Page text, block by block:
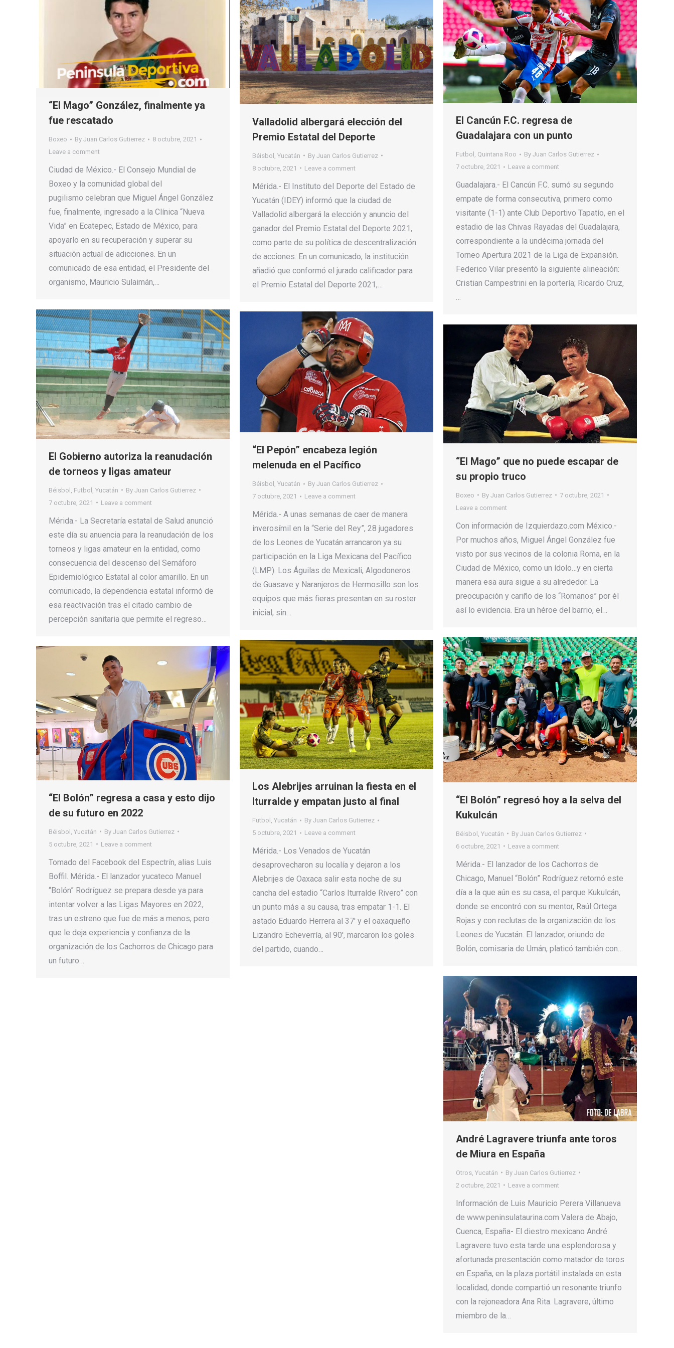
“El Mago” González, finalmente ya
fue rescatado
Boxeo By Juan Carlos Gutierrez
8 octubre, 2021
Leave a comment
Ciudad de México.- El Consejo Mundial de
Boxeo y la comunidad global del
pugilismo celebran que Miguel Ángel González
fue, finalmente, ingresado a la Clínica “Nueva
Vida” en Ecatepec, Estado de México, para
apoyarlo en su recuperación y superar su
situación actual de adicciones. En un
comunicado de esa entidad, el Presidente del
organismo, Mauricio Sulaimán,…
Valladolid albergará elección del
Premio Estatal del Deporte
Béisbol Yucatán By Juan Carlos Gutierrez
8 octubre, 2021
Leave a comment
Mérida.- El Instituto del Deporte del Estado de
Yucatán (IDEY) informó que la ciudad de
Valladolid albergará la elección y anuncio del
ganador del Premio Estatal del Deporte 2021,
como parte de su política de descentralización
de acciones. En un comunicado, la institución
añadió que conformó el jurado calificador para
el Premio Estatal del Deporte 2021,…
El Cancún F.C. regresa de
Guadalajara con un punto
Futbol , Quintana Roo By Juan Carlos Gutierrez
7 octubre, 2021
Leave a comment
Guadalajara.- El Cancún F.C. sumó su segundo
empate de forma consecutiva, primero como
visitante (1-1) ante Club Deportivo Tapatío, en el
estadio de las Chivas Rayadas del Guadalajara,
correspondiente a la undécima jornada del
Torneo Apertura 2021 de la Liga de Expansión.
Federico Vilar presentó la siguiente alineación:
Cristian Campestrini en la portería; Ricardo Cruz,
…
El Gobierno autoriza la reanudación
de torneos y ligas amateur
Béisbol Futbol Yucatán By Juan Carlos Gutierrez
7 octubre, 2021
Leave a comment
Mérida.- La Secretaría estatal de Salud anunció
este día su anuencia para la reanudación de los
torneos y ligas amateur en la entidad, como
consecuencia del descenso del Semáforo
Epidemiológico Estatal al color amarillo. En un
comunicado, la dependencia estatal informó de
esa reactivación tras el citado cambio de
percepción sanitaria que permite el regreso…
“El Pepón” encabeza legión
melenuda en el Pacífico
Béisbol , Yucatán By Juan Carlos Gutierrez
7 octubre, 2021
Leave a comment
Mérida.- A unas semanas de caer de manera
inverosímil en la “Serie del Rey”, 28 jugadores
de los Leones de Yucatán arrancaron ya su
participación en la Liga Mexicana del Pacífico
(LMP). Los Águilas de Mexicali, Algodoneros
de Guasave y Naranjeros de Hermosillo son los
equipos que más fieras presentan en su roster
inicial, sin…
“El Mago” que no puede escapar de
su propio truco
Boxeo By Juan Carlos Gutierrez
7 octubre, 2021
Leave a comment
Con información de Izquierdazo.com México.-
Por muchos años, Miguel Ángel González fue
visto por sus vecinos de la colonia Roma, en la
Ciudad de México, como un ídolo…y en cierta
manera esa aura sigue a su alrededor. La
preocupación y cariño de los “Romanos” por él
así lo evidencia. Era un héroe del barrio, el…
“El Bolón” regresó hoy a la selva del
Kukulcán
Béisbol Yucatán By Juan Carlos Gutierrez
6 octubre, 2021
Leave a comment
Mérida.- El lanzador de los Cachorros de
Chicago, Manuel “Bolón” Rodríguez retornó este
día a la que aún es su casa, el parque Kukulcán,
donde se encontró con su mentor, Raúl Ortega
Rojas y con reclutas de la organización de los
Leones de Yucatán. El lanzador, oriundo de
Bolón, comisaria de Umán, platicó también con…
Los Alebrijes arruinan la fiesta en el
Iturralde y empatan justo al final
Futbol , Yucatán By Juan Carlos Gutierrez
5 octubre, 2021
Leave a comment
Mérida.- Los Venados de Yucatán
desaprovecharon su localía y dejaron a los
Alebrijes de Oaxaca salir esta noche de su
cancha del estadio “Carlos Iturralde Rivero” con
un punto más a su causa, tras empatar 1-1. El
astado Eduardo Herrera al 37′ y el oaxaqueño
Lizandro Echeverría, al 90′, marcaron los goles
del partido, cuando…
“El Bolón” regresa a casa y esto dijo
de su futuro en 2022
Béisbol Yucatán By Juan Carlos Gutierrez
5 octubre, 2021
Leave a comment
Tomado del Facebook del Espectrín, alias Luis
Boffil. Mérida.- El lanzador yucateco Manuel
“Bolón” Rodríguez se prepara desde ya para
intentar volver a las Ligas Mayores en 2022,
tras un estreno que fue de más a menos, pero
que le deja experiencia y confianza de la
organización de los Cachorros de Chicago para
un futuro…
André Lagravere triunfa ante toros
de Miura en España
Otros Yucatán By Juan Carlos Gutierrez
2 octubre, 2021
Leave a comment
Información de Luis Mauricio Perera Villanueva
de www.peninsulataurina.com Valera de Abajo,
Cuenca, España- El diestro mexicano André
Lagravere tuvo esta tarde una esplendorosa y
afortunada presentación como matador de toros
en España, en la plaza portátil instalada en esta
localidad, donde compartió un resonante triunfo
con la rejoneadora Ana Rita. Lagravere, último
miembro de la…